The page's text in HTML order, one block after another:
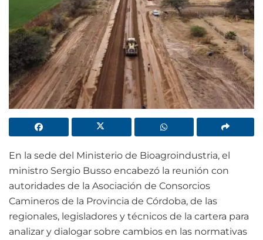
En la sede del Ministerio de Bioagroindustria, el
ministro Sergio Busso encabezó la reunión con
autoridades de la Asociación de Consorcios
Camineros de la Provincia de Córdoba, de las
regionales, legisladores y técnicos de la cartera para
analizar y dialogar sobre cambios en las normativas